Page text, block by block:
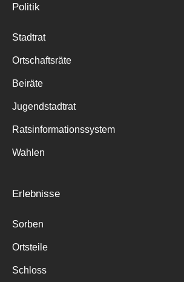
Politik
Stadtrat
Ortschaftsräte
Beiräte
Jugendstadtrat
Ratsinformationssystem
Wahlen
Erlebnisse
Sorben
Ortsteile
Schloss